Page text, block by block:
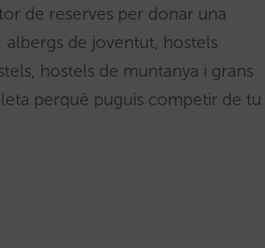
de reserves per donar una
de joventut, hostels
hostels de muntanya i grans
perquè puguis competir de tu